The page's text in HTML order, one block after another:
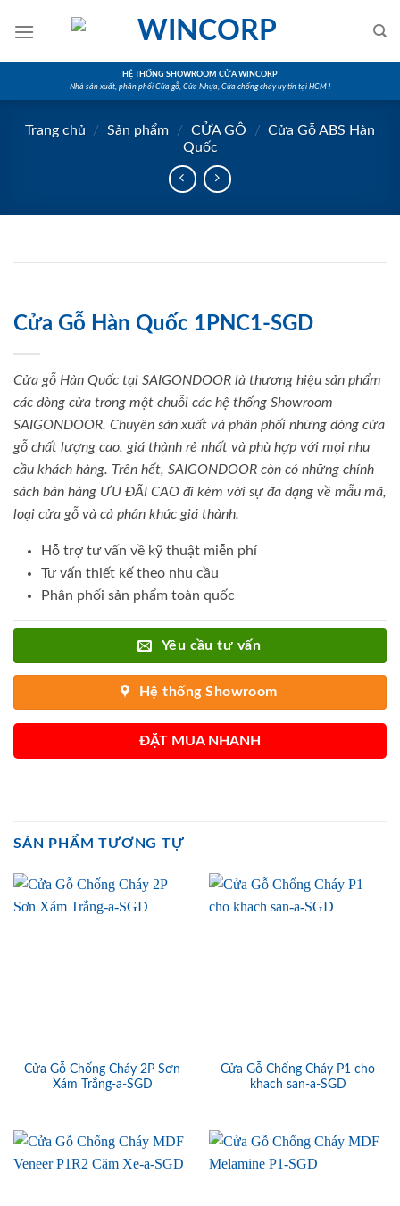
HỆ THỐNG SHOWROOM CỬA WINCORP
Nhà sản xuất, phân phối Cửa gỗ, Cửa Nhựa, Cửa chống cháy uy tín tại HCM !
Trang chủ / Sản phẩm / CỬA GỖ / Cửa Gỗ ABS Hàn
Quốc
Cửa Gỗ Hàn Quốc 1PNC1-SGD
Cửa gỗ Hàn Quốc tại SAIGONDOOR là thương hiệu sản phẩm
các dòng cửa trong một chuỗi các hệ thống Showroom
SAIGONDOOR. Chuyên sản xuất và phân phối những dòng cửa
gỗ chất lượng cao, giá thành rẻ nhất và phù hợp với mọi nhu
cầu khách hàng. Trên hết, SAIGONDOOR còn có những chính
sách bán hàng ƯU ĐÃI CAO đi kèm với sự đa dạng về mẫu mã,
loại cửa gỗ và cả phân khúc giá thành.
Hỗ trợ tư vấn về kỹ thuật miễn phí
Tư vấn thiết kế theo nhu cầu
Phân phối sản phẩm toàn quốc
Yêu cầu tư vấn
Hệ thống Showroom
ĐẶT MUA NHANH
SẢN PHẨM TƯƠNG TỰ
Cửa Gỗ Chống Cháy 2P Sơn
Xám Trắng-a-SGD
Cửa Gỗ Chống Cháy P1 cho
khach san-a-SGD